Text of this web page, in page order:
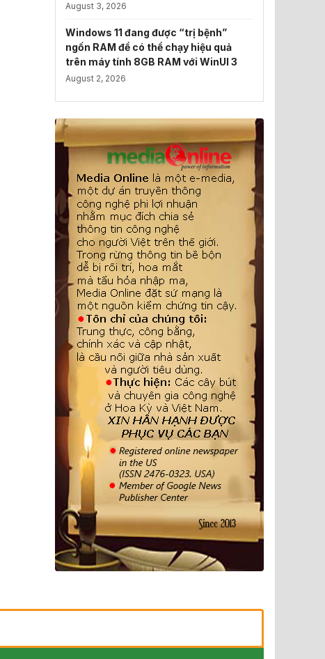
August 3, 2026
Windows 11 đang được “trị bệnh”
ngốn RAM để có thể chạy hiệu quả
trên máy tính 8GB RAM với WinUI 3
August 2, 2026